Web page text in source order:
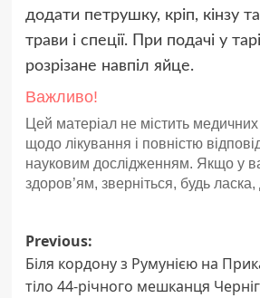
додати петрушку, кріп, кінзу
трави і спеції. При подачі у
розрізане навпіл яйце.
Важливо!
Цей матеріал не містить
щодо лікування і повністю
науковим дослідженням. Якщо у
здоров’ям, зверніться, будь ласка,
Post
navigation
Previous:
Біля кордону з Румунією на
тіло 44-річного мешканця